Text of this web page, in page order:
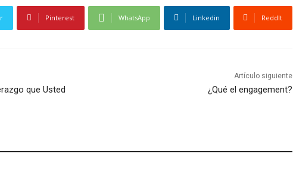
Pinterest WhatsApp Linkedin ReddIt
que Usted
Artículo siguiente
¿Qué el engagement?